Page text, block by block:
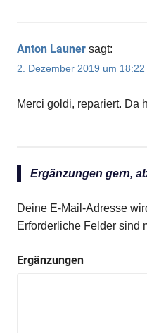
Anton Launer sagt:
2. Dezember 2019 um 18:22
Merci goldi, repariert. Da
Ergänzungen gern,
Deine E-Mail-Adresse
Erforderliche Felder sind
Ergänzungen